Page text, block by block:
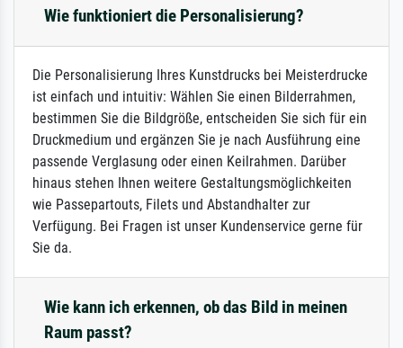
Wie funktioniert die Personalisierung?
Die Personalisierung Ihres Kunstdrucks bei Meisterdrucke
ist einfach und intuitiv: Wählen Sie einen Bilderrahmen,
bestimmen Sie die Bildgröße, entscheiden Sie sich für ein
Druckmedium und ergänzen Sie je nach Ausführung eine
passende Verglasung oder einen Keilrahmen. Darüber
hinaus stehen Ihnen weitere Gestaltungsmöglichkeiten
wie Passepartouts, Filets und Abstandhalter zur
Verfügung. Bei Fragen ist unser Kundenservice gerne für
Sie da.
Wie kann ich erkennen, ob das Bild in meinen
Raum passt?